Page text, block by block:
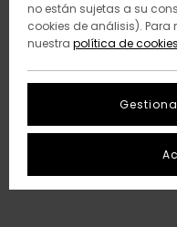
no están sujetas a su
cookies de análisis).
nuestra política de cookies